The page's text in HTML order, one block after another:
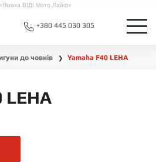
«Ямаха ВІДІ Мото Лайф»
+380 445 030 305
до човнів ❯ Yamaha F40 LEHA
LEHA